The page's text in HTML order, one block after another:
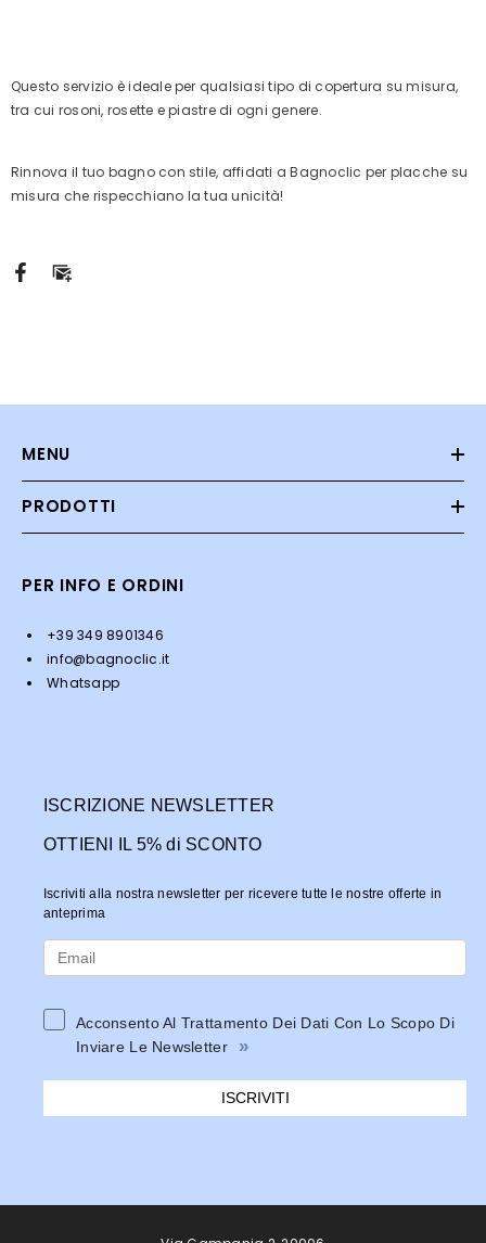
Questo servizio è ideale per qualsiasi tipo di copertura su misura,
tra cui rosoni, rosette e piastre di ogni genere.
Rinnova il tuo bagno con stile, affidati a Bagnoclic per placche su
misura che rispecchiano la tua unicità!
MENU
PRODOTTI
PER INFO E ORDINI
+39 349 8901346
info@bagnoclic.it
Whatsapp
ISCRIZIONE NEWSLETTER
OTTIENI IL 5% di SCONTO
Iscriviti alla nostra newsletter per ricevere tutte le nostre offerte in
anteprima
Acconsento Al Trattamento Dei Dati Con Lo Scopo Di
Inviare Le Newsletter
»
ISCRIVITI